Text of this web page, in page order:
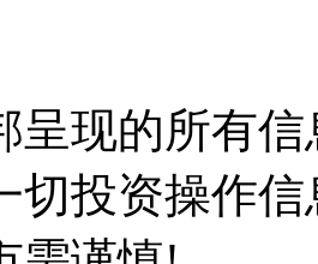
现的所有信
切投资操作